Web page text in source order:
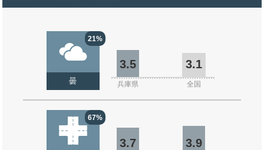
21%
曇
3.5 3.1
兵庫県 全国
67%
3.7 3.9